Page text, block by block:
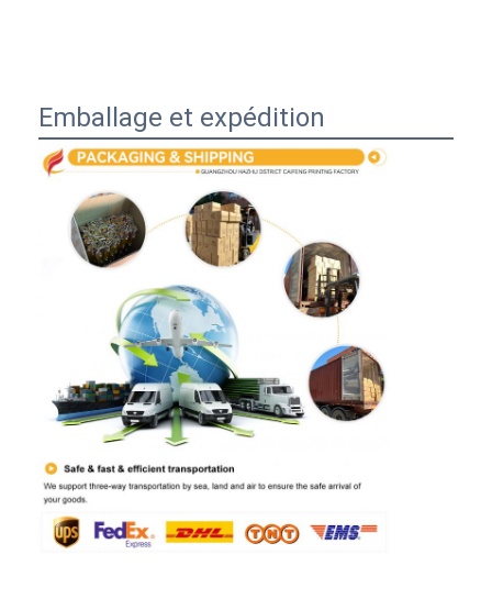
Emballage et expédition